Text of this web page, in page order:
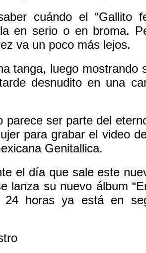
cuándo el “Gallito
en serio o en broma.
va un poco más lejos.
tanga, luego mostrando
desnudito en una
parece ser parte del
para grabar el video
Genitallica.
el día que sale este
lanza su nuevo álbum
24 horas ya está en